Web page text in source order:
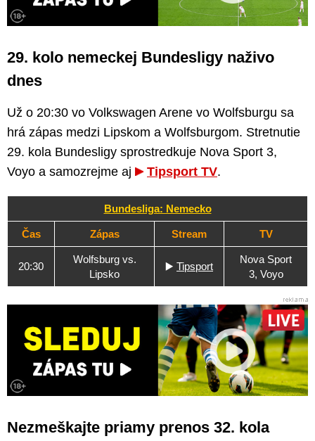
29. kolo nemeckej Bundesligy naživo
dnes
Už o 20:30 vo Volkswagen Arene vo Wolfsburgu sa
hrá zápas medzi Lipskom a Wolfsburgom. Stretnutie
29. kola Bundesligy sprostredkuje Nova Sport 3,
Voyo a samozrejme aj
Tipsport TV.
Bundesliga: Nemecko
Čas Zápas Stream TV
20:30
Wolfsburg vs.
Lipsko
▶️ Tipsport
Nova Sport
3, Voyo
Nezmeškajte priamy prenos 32. kola